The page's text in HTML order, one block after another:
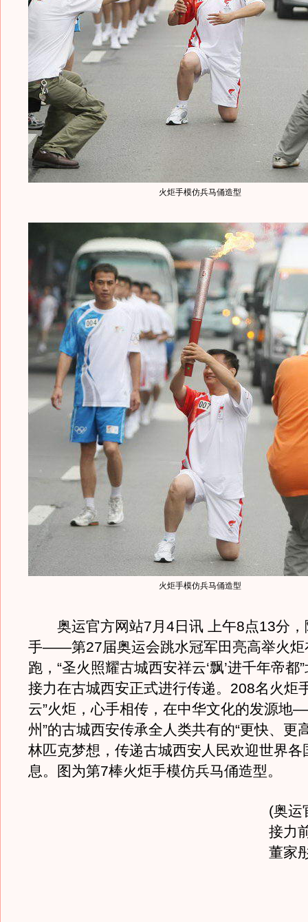
火炬手模仿兵马俑造型
火炬手模仿兵马俑造型
奥运官方网站7月4日讯 上午8点13分，
手——第27届奥运会跳水冠军田亮高举火炬
跑，“圣火照耀古城西安祥云‘飘’进千年帝都
接力在古城西安正式进行传递。208名火炬
云”火炬，心手相传，在中华文化的发源地
州”的古城西安传承全人类共有的“更快、更
林匹克梦想，传递古城西安人民欢迎世界各
息。图为第7棒火炬手模仿兵马俑造型。
(奥运
接力
董家